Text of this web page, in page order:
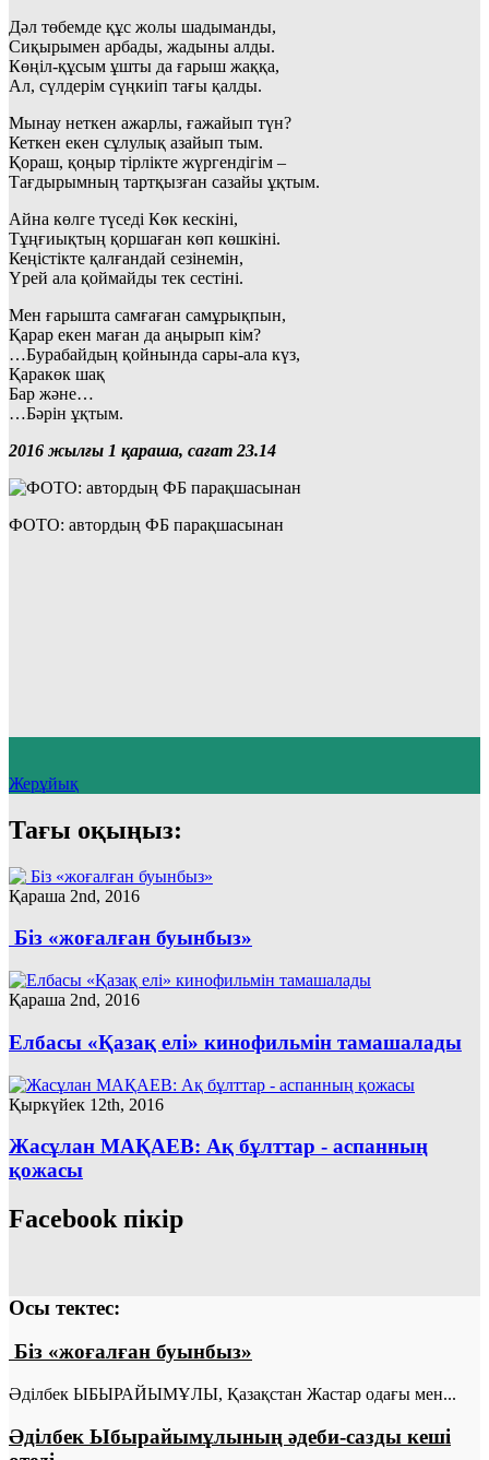
Дәл төбемде құс жолы шадыманды,
Сиқырымен арбады, жадыны алды.
Көңіл-құсым ұшты да ғарыш жаққа,
Ал, сүлдерім сүңкиіп тағы қалды.
Мынау неткен ажарлы, ғажайып түн?
Кеткен екен сұлулық азайып тым.
Қораш, қоңыр тірлікте жүргендігім –
Тағдырымның тартқызған сазайы ұқтым.
Айна көлге түседі Көк кескіні,
Тұңғиықтың қоршаған көп көшкіні.
Кеңістікте қалғандай сезінемін,
Үрей ала қоймайды тек сестіні.
Мен ғарышта самғаған самұрықпын,
Қарар екен маған да аңырып кім?
…Бурабайдың қойнында сары-ала күз,
Қаракөк шақ
Бар және…
…Бәрін ұқтым.
2016 жылғы 1 қараша, сағат 23.14
ФОТО: автордың ФБ парақшасынан
Жерұйық
Тағы оқыңыз:
Қараша 2nd, 2016
Біз «жоғалған буынбыз»
Қараша 2nd, 2016
Елбасы «Қазақ елі» кинофильмін тамашалады
Қыркүйек 12th, 2016
Жасұлан МАҚАЕВ: Ақ бұлттар - аспанның
қожасы
Facebook пікір
Осы тектес:
Біз «жоғалған буынбыз»
Әділбек ЫБЫРАЙЫМҰЛЫ, Қазақстан Жастар одағы мен...
Әділбек Ыбырайымұлының әдеби-сазды кеші